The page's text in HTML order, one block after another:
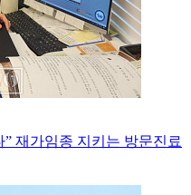
재가임종 지키는 방문진료